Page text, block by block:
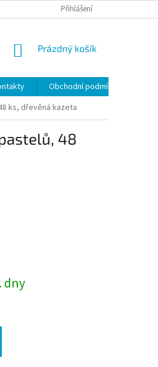
Přihlášení
NÁKUPNÍ
Prázdný košík
Obchodní podmínky
ks, dřevěná kazeta
48
dny